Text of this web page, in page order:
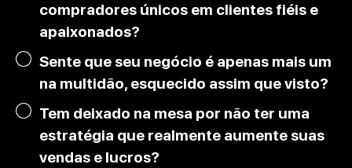
compradores únicos em clientes fiéis e
apaixonados?
Sente que seu negócio é apenas mais um
na multidão, esquecido assim que visto?
Tem deixado na mesa por não ter uma
estratégia que realmente aumente suas
vendas e lucros?